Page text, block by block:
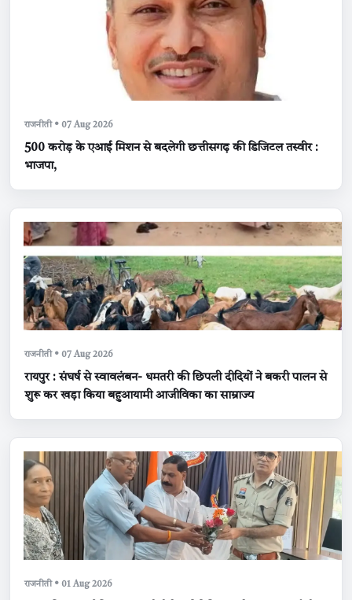
राजनीती • 07 Aug 2026
500 करोड़ के एआई मिशन से बदलेगी छत्तीसगढ़ की डिजिटल तस्वीर :
भाजपा,
राजनीती • 07 Aug 2026
रायपुर : संघर्ष से स्वावलंबन- धमतरी की छिपली दीदियों ने बकरी पालन से
शुरू कर खड़ा किया बहुआयामी आजीविका का साम्राज्य
राजनीती • 01 Aug 2026